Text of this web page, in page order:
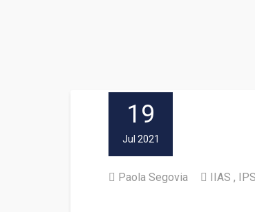
19
Jul 2021
Paola Segovia IIAS